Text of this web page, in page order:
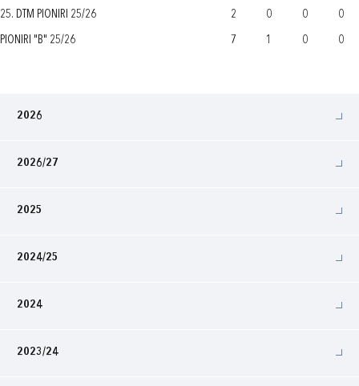
25. DTM PIONIRI 25/26 2 0 0 0
PIONIRI "B" 25/26 7 1 0 0
2026
2026/27
2025
2024/25
2024
2023/24